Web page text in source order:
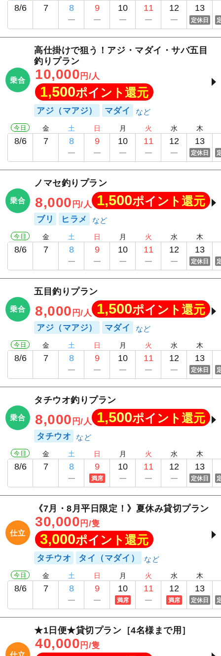
8/6 7 8 9 10 11 12 13
定休日
乗合
高仕掛けで狙う！アジ・マダイ・サバ五目
釣りプラン
10,000 円/人
1,500ポイント還元
アジ（マアジ） マダイ
今日
8/6
金
7
土
8
日
9
月
10
火
11
水
12
木
13
定休日
乗合
ノマセ釣りプラン
8,000 円/人 1,500ポイント還元
ブリ ヒラメ
今日
8/6
金
7
土
8
日
9
月
10
火
11
水
12
木
13
定休日
乗合
五目釣りプラン
8,000 円/人 1,500ポイント還元
アジ（マアジ） マダイ
今日
8/6
金
7
土
8
日
9
月
10
火
11
水
12
木
13
定休日
乗合
タチウオ釣りプラン
8,000 円/人 1,500ポイント還元
タチウオ
今日
8/6
金
7
土
8
日
9
満席
月
10
火
11
水
12
木
13
定休日
仕立
《7月・8月平日限定！》夏休み貸切プラン
30,000 円/隻
3,000ポイント還元
タチウオ タイ（マダイ）
今日
8/6
金
7
土
8
日
9
月
10
満席
火
11
水
12
満席
木
13
定休日
★1日便★貸切プラン［4名様まで用］
40,000 円/隻